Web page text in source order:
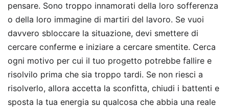
pensare. Sono troppo innamorati della loro sofferenza
o della loro immagine di martiri del lavoro. Se vuoi
davvero sbloccare la situazione, devi smettere di
cercare conferme e iniziare a cercare smentite. Cerca
ogni motivo per cui il tuo progetto potrebbe fallire e
risolvilo prima che sia troppo tardi. Se non riesci a
risolverlo, allora accetta la sconfitta, chiudi i battenti e
sposta la tua energia su qualcosa che abbia una reale